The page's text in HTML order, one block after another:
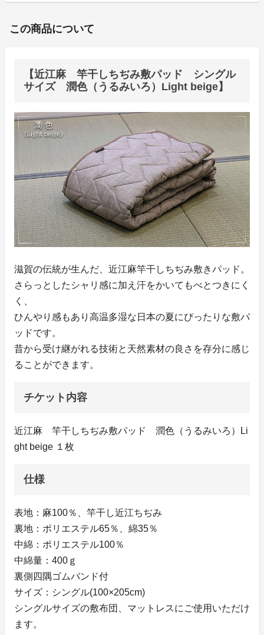
この商品について
【近江麻 竿干しちぢみ敷パッド シングル
サイズ 潤色（うるみいろ）Light beige】
滋賀の伝統が生んだ、近江麻竿干しちぢみ敷きパッド。
さらっとしたシャリ感に加え汗をかいてもべとつきにく
く、
ひんやり感もあり高温多湿な日本の夏にぴったりな敷パ
ッドです。
昔から受け継がれる技術と天然素材の良さを存分に感じ
ることができます。
チケット内容
近江麻 竿干しちぢみ敷パッド 潤色（うるみいろ）Li
ght beige １枚
仕様
表地：麻100％、竿干し近江ちぢみ
裏地：ポリエステル65％、綿35％
中綿：ポリエステル100％
中綿量：400ｇ
裏側四隅ゴムバンド付
サイズ：シングル(100×205cm)
シングルサイズの敷布団、マットレスにご使用いただけ
ます。